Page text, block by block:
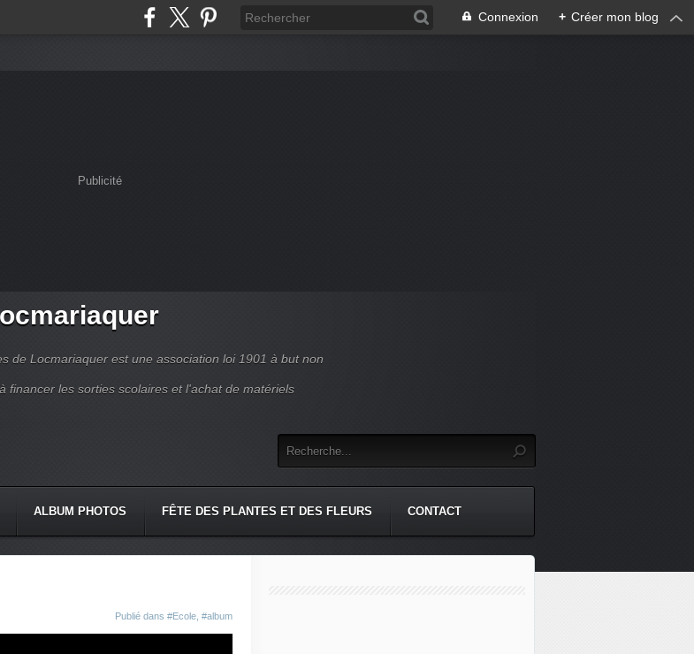
Connexion + Créer mon blog
Publicité
de Locmariaquer est une association loi 1901 à but non
financer les sorties scolaires et l'achat de matériels
ALBUM PHOTOS FÊTE DES PLANTES ET DES FLEURS CONTACT
Publié dans #Ecole #album